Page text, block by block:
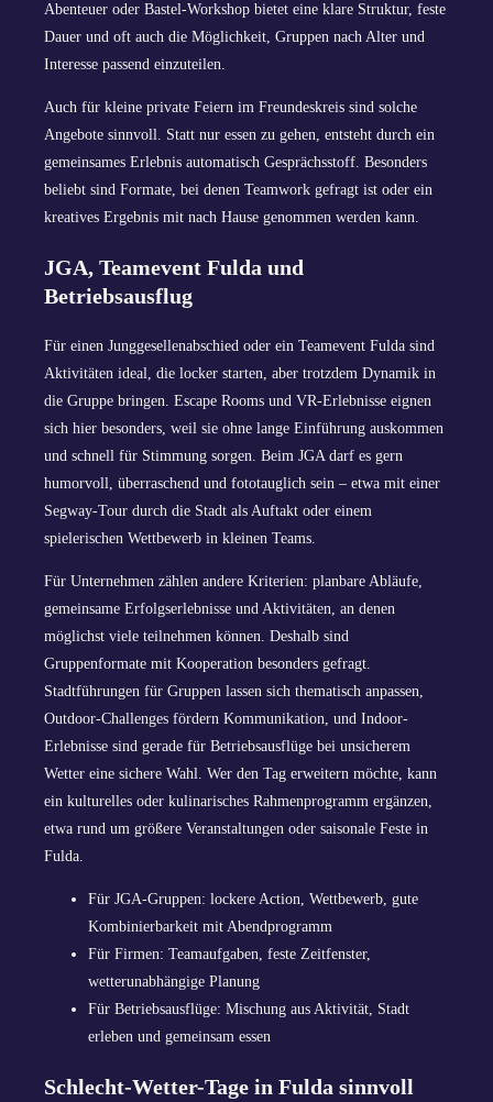
Abenteuer oder Bastel-Workshop bietet eine klare Struktur, feste
Dauer und oft auch die Möglichkeit, Gruppen nach Alter und
Interesse passend einzuteilen.
Auch für kleine private Feiern im Freundeskreis sind solche
Angebote sinnvoll. Statt nur essen zu gehen, entsteht durch ein
gemeinsames Erlebnis automatisch Gesprächsstoff. Besonders
beliebt sind Formate, bei denen Teamwork gefragt ist oder ein
kreatives Ergebnis mit nach Hause genommen werden kann.
JGA, Teamevent Fulda und
Betriebsausflug
Für einen Junggesellenabschied oder ein Teamevent Fulda sind
Aktivitäten ideal, die locker starten, aber trotzdem Dynamik in
die Gruppe bringen. Escape Rooms und VR-Erlebnisse eignen
sich hier besonders, weil sie ohne lange Einführung auskommen
und schnell für Stimmung sorgen. Beim JGA darf es gern
humorvoll, überraschend und fototauglich sein – etwa mit einer
Segway-Tour durch die Stadt als Auftakt oder einem
spielerischen Wettbewerb in kleinen Teams.
Für Unternehmen zählen andere Kriterien: planbare Abläufe,
gemeinsame Erfolgserlebnisse und Aktivitäten, an denen
möglichst viele teilnehmen können. Deshalb sind
Gruppenformate mit Kooperation besonders gefragt.
Stadtführungen für Gruppen lassen sich thematisch anpassen,
Outdoor-Challenges fördern Kommunikation, und Indoor-
Erlebnisse sind gerade für Betriebsausflüge bei unsicherem
Wetter eine sichere Wahl. Wer den Tag erweitern möchte, kann
ein kulturelles oder kulinarisches Rahmenprogramm ergänzen,
etwa rund um größere Veranstaltungen oder saisonale Feste in
Fulda.
Für JGA-Gruppen: lockere Action, Wettbewerb, gute
Kombinierbarkeit mit Abendprogramm
Für Firmen: Teamaufgaben, feste Zeitfenster,
wetterunabhängige Planung
Für Betriebsausflüge: Mischung aus Aktivität, Stadt
erleben und gemeinsam essen
Schlecht-Wetter-Tage in Fulda sinnvoll